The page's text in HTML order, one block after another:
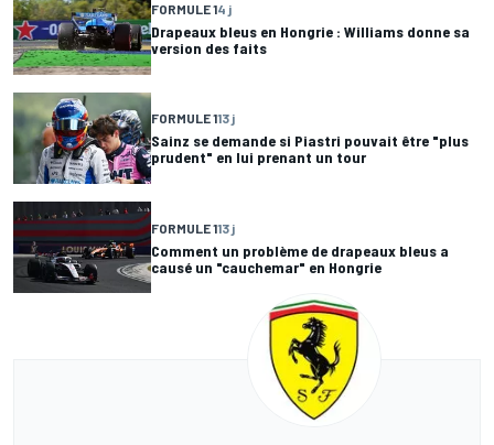
FORMULE 14 j
Drapeaux bleus en Hongrie : Williams donne sa
version des faits
FORMULE 113 j
Sainz se demande si Piastri pouvait être "plus
prudent" en lui prenant un tour
FORMULE 113 j
Comment un problème de drapeaux bleus a
causé un "cauchemar" en Hongrie